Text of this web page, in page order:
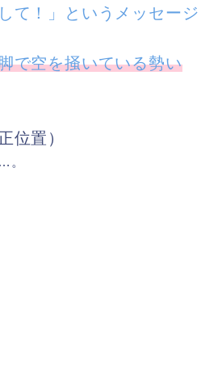
て！」というメッセージ
で空を掻いている勢い
位置）
。